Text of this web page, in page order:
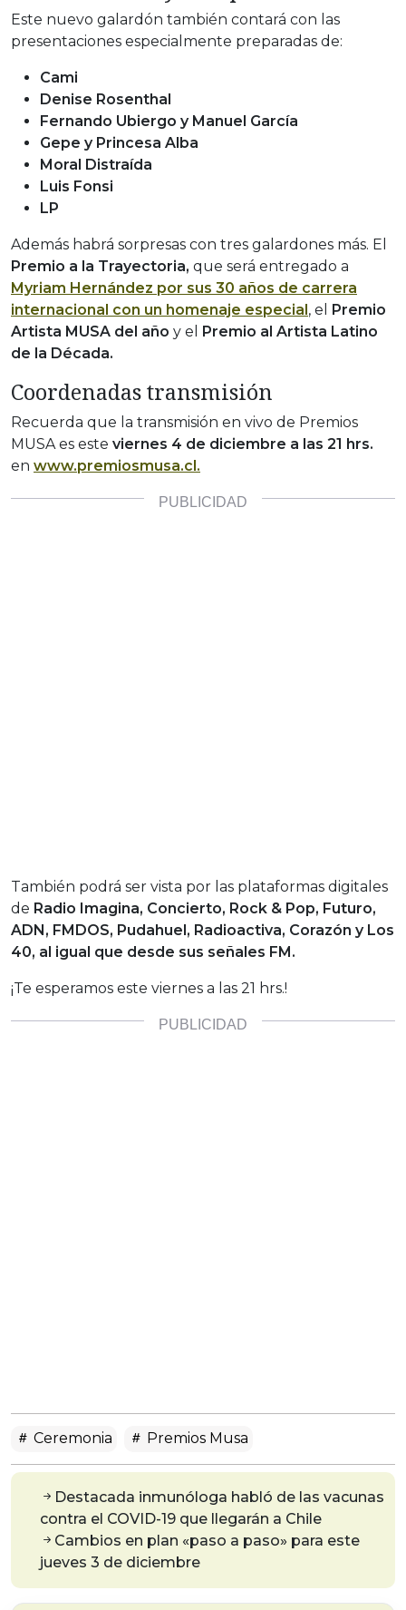
Este nuevo galardón también contará con las
presentaciones especialmente preparadas de:
Cami
Denise Rosenthal
Fernando Ubiergo y Manuel García
Gepe y Princesa Alba
Moral Distraída
Luis Fonsi
LP
Además habrá sorpresas con tres galardones más. El
Premio a la Trayectoria, que será entregado a
Myriam Hernández por sus 30 años de carrera
internacional con un homenaje especial , el
Premio
Artista MUSA del año y el
Premio al Artista Latino
de la Década.
Coordenadas transmisión
Recuerda que la transmisión en vivo de Premios
MUSA es este viernes 4 de diciembre a las 21 hrs.
en www.premiosmusa.cl.
También podrá ser vista por las plataformas digitales
de Radio Imagina, Concierto, Rock & Pop, Futuro,
ADN, FMDOS, Pudahuel, Radioactiva, Corazón y Los
40, al igual que desde sus señales FM.
¡Te esperamos este viernes a las 21 hrs.!
Ceremonia Premios Musa
Destacada inmunóloga habló de las vacunas
contra el COVID-19 que llegarán a Chile
Cambios en plan «paso a paso» para este
jueves 3 de diciembre